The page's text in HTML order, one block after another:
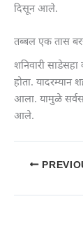
दिसून आले.
तब्बल एक तास
शनिवारी
होता. यादरम्यान
आला. यामुळे
आले.